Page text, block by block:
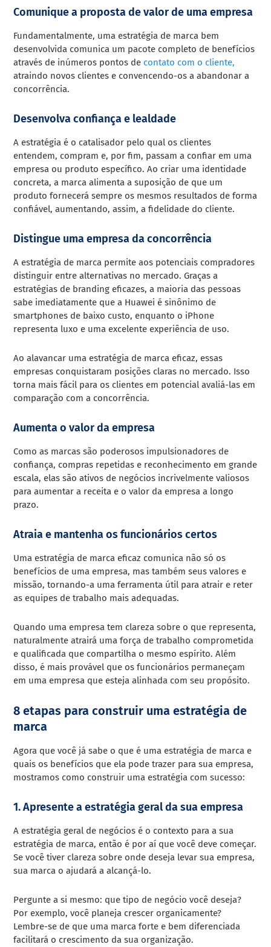
Comunique a proposta de valor de uma empresa
Fundamentalmente, uma estratégia de marca bem
desenvolvida comunica um pacote completo de benefícios
através de inúmeros pontos de contato com o cliente,
atraindo novos clientes e convencendo-os a abandonar a
concorrência.
Desenvolva confiança e lealdade
A estratégia é o catalisador pelo qual os clientes
entendem, compram e, por fim, passam a confiar em uma
empresa ou produto específico. Ao criar uma identidade
concreta, a marca alimenta a suposição de que um
produto fornecerá sempre os mesmos resultados de forma
confiável, aumentando, assim, a fidelidade do cliente.
Distingue uma empresa da concorrência
A estratégia de marca permite aos potenciais compradores
distinguir entre alternativas no mercado. Graças a
estratégias de branding eficazes, a maioria das pessoas
sabe imediatamente que a Huawei é sinônimo de
smartphones de baixo custo, enquanto o iPhone
representa luxo e uma excelente experiência de uso.
Ao alavancar uma estratégia de marca eficaz, essas
empresas conquistaram posições claras no mercado. Isso
torna mais fácil para os clientes em potencial avaliá-las em
comparação com a concorrência.
Aumenta o valor da empresa
Como as marcas são poderosos impulsionadores de
confiança, compras repetidas e reconhecimento em grande
escala, elas são ativos de negócios incrivelmente valiosos
para aumentar a receita e o valor da empresa a longo
prazo.
Atraia e mantenha os funcionários certos
Uma estratégia de marca eficaz comunica não só os
benefícios de uma empresa, mas também seus valores e
missão, tornando-a uma ferramenta útil para atrair e reter
as equipes de trabalho mais adequadas.
Quando uma empresa tem clareza sobre o que representa,
naturalmente atrairá uma força de trabalho comprometida
e qualificada que compartilha o mesmo espírito. Além
disso, é mais provável que os funcionários permaneçam
em uma empresa que esteja alinhada com seu propósito.
8 etapas para construir uma estratégia de
marca
Agora que você já sabe o que é uma estratégia de marca e
quais os benefícios que ela pode trazer para sua empresa,
mostramos como construir uma estratégia com sucesso:
1. Apresente a estratégia geral da sua empresa
A estratégia geral de negócios é o contexto para a sua
estratégia de marca, então é por aí que você deve começar.
Se você tiver clareza sobre onde deseja levar sua empresa,
sua marca o ajudará a alcançá-lo.
Pergunte a si mesmo: que tipo de negócio você deseja?
Por exemplo, você planeja crescer organicamente?
Lembre-se de que uma marca forte e bem diferenciada
facilitará o crescimento da sua organização.